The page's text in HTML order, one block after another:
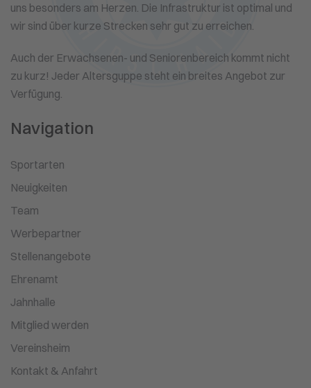
uns besonders am Herzen. Die Infrastruktur ist optimal und
wir sind über kurze Strecken sehr gut zu erreichen.
Auch der Erwachsenen- und Seniorenbereich kommt nicht
zu kurz! Jeder Altersguppe steht ein breites Angebot zur
Verfügung.
Navigation
Sportarten
Neuigkeiten
Team
Werbepartner
Stellenangebote
Ehrenamt
Jahnhalle
Mitglied werden
Vereinsheim
Kontakt & Anfahrt